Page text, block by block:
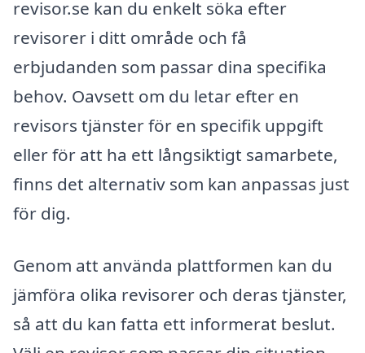
revisor.se kan du enkelt söka efter
revisorer i ditt område och få
erbjudanden som passar dina specifika
behov. Oavsett om du letar efter en
revisors tjänster för en specifik uppgift
eller för att ha ett långsiktigt samarbete,
finns det alternativ som kan anpassas just
för dig.
Genom att använda plattformen kan du
jämföra olika revisorer och deras tjänster,
så att du kan fatta ett informerat beslut.